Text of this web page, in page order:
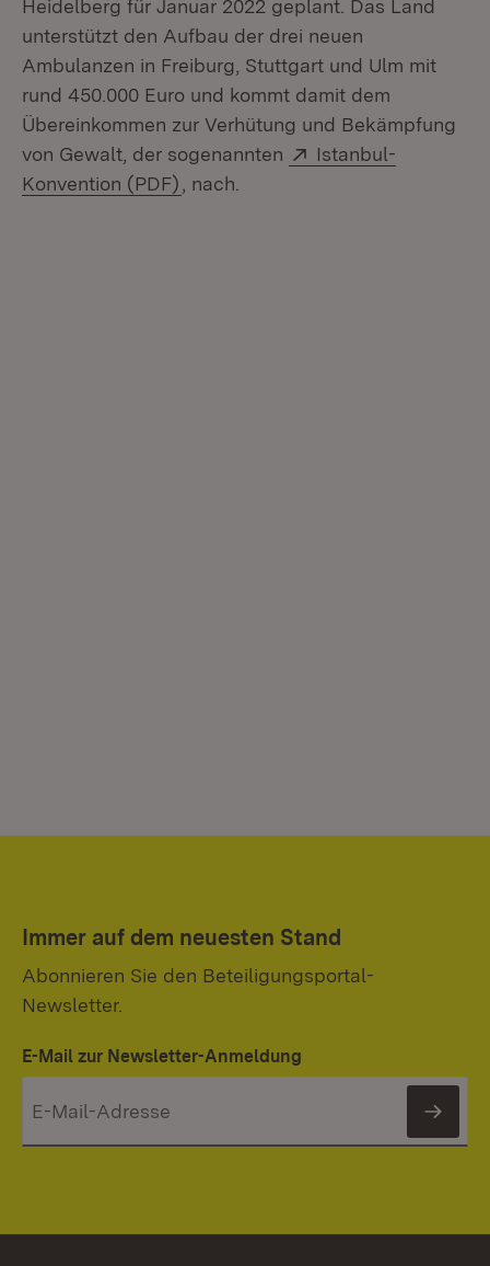
Heidelberg für Januar 2022 geplant. Das Land
unterstützt den Aufbau der drei neuen
Ambulanzen in Freiburg, Stuttgart und Ulm mit
rund 450.000 Euro und kommt damit dem
Übereinkommen zur Verhütung und Bekämpfung
von Gewalt, der sogenannten
Extern:
Istanbul-
Konvention (PDF) (Öffnet in neuem Fenster)
, nach.
Immer auf dem neuesten Stand
Abonnieren Sie den Beteiligungsportal-
Newsletter.
E-Mail zur Newsletter-Anmeldung